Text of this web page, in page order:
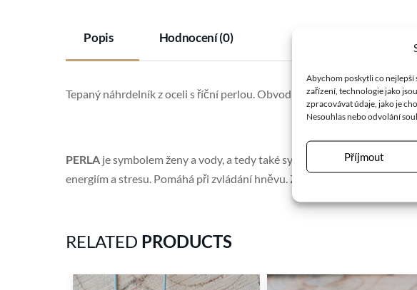
Abychom poskytli co
zařízení, technologie jako
zpracovávat údaje, jako je
Nesouhlas nebo odvolání
Příjmout
Popis Hodnocení (0)
Tepaný náhrdelník z oceli s říční perlou. Obvod náhrdelníku je cca 47
PERLA je symbolem ženy a vody, a tedy také symbolem plodnosti.
energiím a stresu. Pomáhá při zvládání hněvu. Zvyšuje sebevědomí,
RELATED PRODUCTS